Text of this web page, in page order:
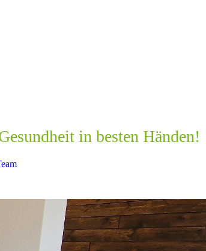
in besten Händen!